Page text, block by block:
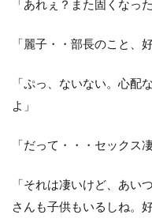
「あれぇ？また固くなっ
「麗子・・部長のこと、
「ぷっ、ないない。心配
よ」
「だって・・・セックス
「それは凄いけど、あい
さんも子供もいるしね。